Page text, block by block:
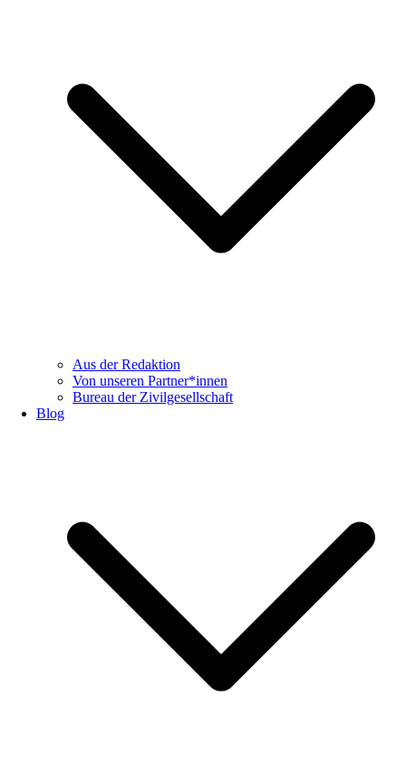
Aus der Redaktion
Von unseren Partner*innen
Bureau der Zivilgesellschaft
Blog